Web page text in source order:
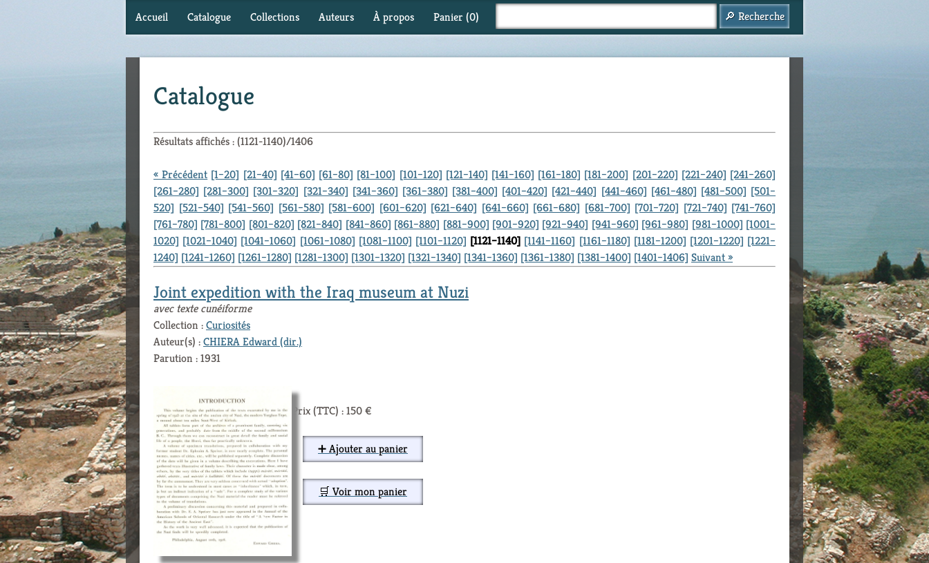
Accueil Catalogue Collections Auteurs À propos Panier (0)
Catalogue
Résultats affichés : (1121-1140)/1406
« Précédent [1–20] [21–40] [41–60] [61–80] [81–100] [101–120] [121–140] [141–160] [161–180] [181–200] [201–220] [221–240] [241–260]
[261–280] [281–300] [301–320] [321–340] [341–360] [361–380] [381–400] [401–420] [421–440] [441–460] [461–480] [481–500] [501–
520] [521–540] [541–560] [561–580] [581–600] [601–620] [621–640] [641–660] [661–680] [681–700] [701–720] [721–740] [741–760]
[761–780] [781–800] [801–820] [821–840] [841–860] [861–880] [881–900] [901–920] [921–940] [941–960] [961–980] [981–1000] [1001–
1020] [1021–1040] [1041–1060] [1061–1080] [1081–1100] [1101–1120] [1121–1140] [1141–1160] [1161–1180] [1181–1200] [1201–1220] [1221–
1240] [1241–1260] [1261–1280] [1281–1300] [1301–1320] [1321–1340] [1341–1360] [1361–1380] [1381–1400] [1401–1406] Suivant »
Joint expedition with the Iraq museum at Nuzi
avec texte cunéiforme
Collection :Curiosités
Auteur(s) :CHIERA Edward (dir.)
Parution : 1931
Prix (TTC) : 150 €
➕ Ajouter au panier
🛒 Voir mon panier